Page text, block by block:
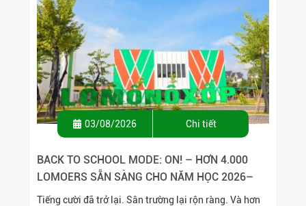
03/08/2026 Chi tiết
BACK TO SCHOOL MODE: ON! – HƠN 4.000
LOMOERS SẴN SÀNG CHO NĂM HỌC 2026–
2027
Tiếng cười đã trở lại. Sân trường lại rộn ràng. Và hơn